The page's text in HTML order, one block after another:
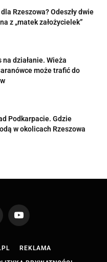
Rzeszowa? Odeszły dwie
z „matek założycielek”
na działanie. Wieża
może trafić do
Podkarpacie. Gdzie
w okolicach Rzeszowa
YouTube
REKLAMA